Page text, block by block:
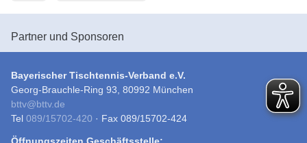
Partner und Sponsoren
Bayerischer Tischtennis-Verband e.V.
Georg-Brauchle-Ring 93, 80992 München
bttv@bttv.de
Tel 089/15702-420 · Fax 089/15702-424
Öffnungszeiten Geschäftsstelle: